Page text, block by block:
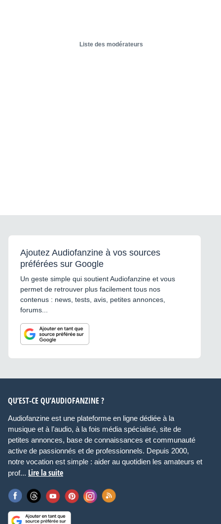
Liste des modérateurs
Ajoutez Audiofanzine à vos sources
préférées sur Google
Un geste simple qui soutient Audiofanzine et vous
permet de retrouver plus facilement tous nos
contenus : news, tests, avis, petites annonces,
forums...
QU’EST-CE QU’AUDIOFANZINE ?
Audiofanzine est une plateforme en ligne dédiée à la
musique et à l’audio, à la fois média spécialisé, site de
petites annonces, base de connaissances et communauté
active de passionnés et de professionnels. Depuis 2000,
notre vocation est simple : aider au quotidien les amateurs et
prof... Lire la suite